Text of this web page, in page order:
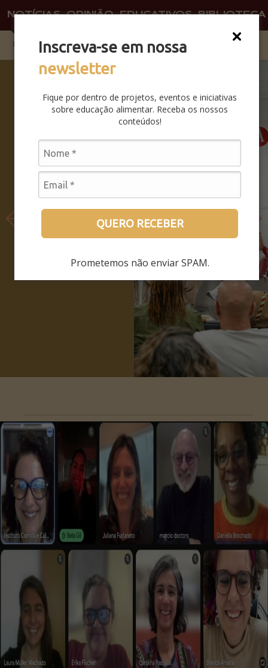
Inscreva-se em nossa
newsletter
Fique por dentro de projetos, eventos e iniciativas
sobre educação alimentar. Receba os nossos
conteúdos!
QUERO RECEBER
Prometemos não enviar SPAM.
NOTÍCIAS OPINIÃO EDUCATIVOS BIBLIOTECA
SABERES
DA BOCA
PRA
SAIBA
COMO
FOI O
SEMINÁRI
LEIA MAIS